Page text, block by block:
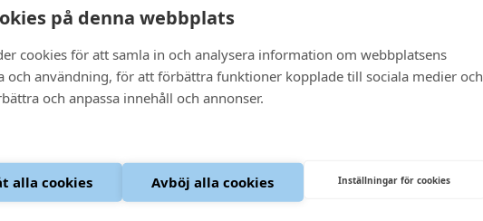
på denna webbplats
cookies för att samla in och analysera information om webbplatsens
och användning, för att förbättra funktioner kopplade till sociala medier och
och anpassa innehåll och annonser.
alla cookies Avböj alla cookies Inställningar för cookies